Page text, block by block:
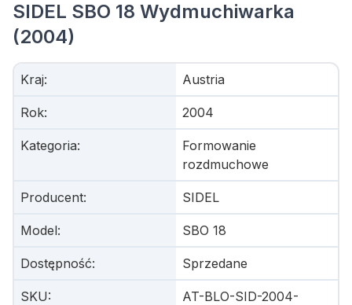
SIDEL SBO 18 Wydmuchiwarka
(2004)
Kraj: Austria
Rok: 2004
Kategoria:
Formowanie
rozdmuchowe
Producent: SIDEL
Model: SBO 18
Dostępność: Sprzedane
SKU:
AT-BLO-SID-2004-